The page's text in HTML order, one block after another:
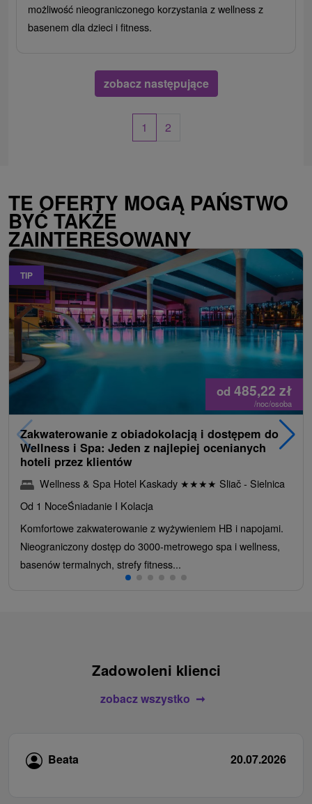
możliwość nieograniczonego korzystania z wellness z
basenem dla dzieci i fitness.
zobacz następujące
1 2
TE OFERTY MOGĄ PAŃSTWO
BYĆ TAKŻE
ZAINTERESOWANY
TIP
od 485,22 zł
/noc/osoba
Zakwaterowanie z obiadokolacją i dostępem do
Wellness i Spa: Jeden z najlepiej ocenianych
hoteli przez klientów
Wellness & Spa Hotel Kaskady ★★★★ Sliač - Sielnica
Od 1 NoceŚniadanie I Kolacja
Komfortowe zakwaterowanie z wyżywieniem HB i napojami.
Nieograniczony dostęp do 3000-metrowego spa i wellness,
basenów termalnych, strefy fitness...
Zadowoleni klienci
zobacz wszystko
Beata 20.07.2026